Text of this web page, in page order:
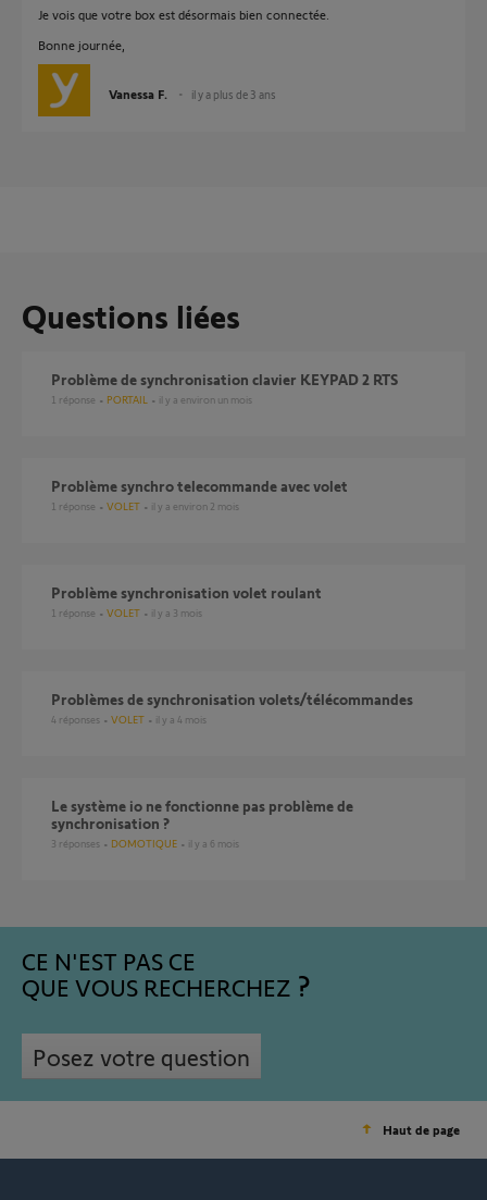
Je vois que votre box est désormais bien connectée.
Bonne journée,
Vanessa F. il y a plus de 3 ans
Questions liées
Problème de synchronisation clavier KEYPAD 2 RTS
1 réponse PORTAIL il y a environ un mois
Problème synchro telecommande avec volet
1 réponse VOLET il y a environ 2 mois
Problème synchronisation volet roulant
1 réponse VOLET il y a 3 mois
Problèmes de synchronisation volets/télécommandes
4 réponses VOLET il y a 4 mois
Le système io ne fonctionne pas problème de
synchronisation ?
3 réponses DOMOTIQUE il y a 6 mois
CE N'EST PAS CE
QUE VOUS RECHERCHEZ
Posez votre question
Haut de page